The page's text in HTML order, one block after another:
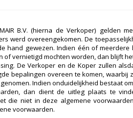
B.V. (hierna de Verkoper) gelden
werd overeengekomen. De
hand gewezen. Indien één of meerdere
vernietigd mochten worden, dan blijft
De Verkoper en de Koper zullen
bepalingen overeen te komen, waarbij
Indien onduidelijkheid bestaat
dan dient de uitleg plaats te
die niet in deze algemene
voorwaarden.